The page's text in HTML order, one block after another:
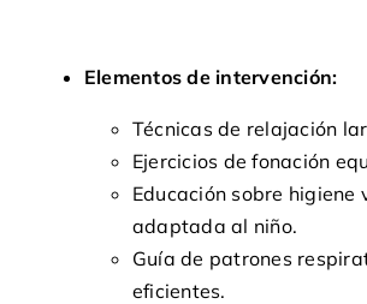
Elementos de intervención:
Técnicas de relajación
Ejercicios de fonación
Educación sobre higiene
adaptada al niño.
Guía de patrones
eficientes.